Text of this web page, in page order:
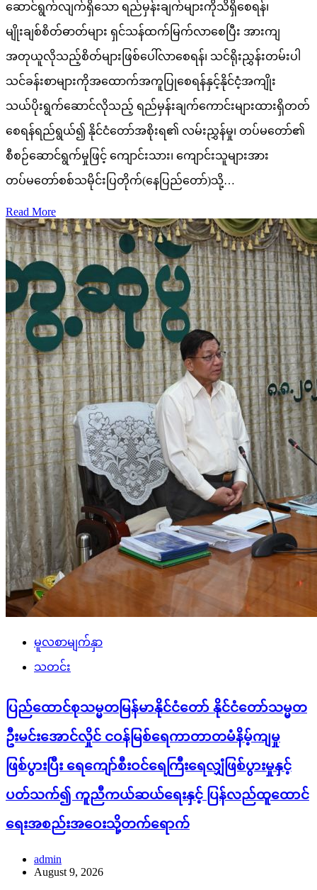
ဆောင်ရွက်လျက်ရှိသော ရည်မှန်းချက်များကိုသိရှိစေရန်၊
မျိုးချစ်စိတ်ဓာတ်များ ရှင်သန်ထက်မြက်လာစေပြီး အားကျ
အတုယူလိုသည့်စိတ်များဖြစ်ပေါ်လာစေရန်၊ သင်ရိုးညွှန်းတမ်းပါ
သင်ခန်းစာများကိုအထောက်အကူပြုစေရန်နှင့်နိုင်ငံ့အကျိုး
သယ်ပိုးရွက်ဆောင်လိုသည့် ရည်မှန်းချက်ကောင်းများထားရှိတတ်
စေရန်ရည်ရွယ်၍ နိုင်ငံတော်အစိုးရ၏ လမ်းညွှန်မှု၊ တပ်မတော်၏
စီစဉ်ဆောင်ရွက်မှုဖြင့် ကျောင်းသား၊ ကျောင်းသူများအား
တပ်မတော်စစ်သမိုင်းပြတိုက်(နေပြည်တော်)သို့…
Read More
မူလစာမျက်နှာ
သတင်း
ပြည်ထောင်စုသမ္မတမြန်မာနိုင်ငံတော် နိုင်ငံတော်သမ္မတ
ဦးမင်းအောင်လှိုင် ငဝန်မြစ်ရေကာတာတမံနိမ့်ကျမှု
ဖြစ်ပွားပြီး ရေကျော်စီးဝင်ရေကြီးရေလျှံဖြစ်ပွားမှုနှင့်
ပတ်သက်၍ ကူညီကယ်ဆယ်ရေးနှင့် ပြန်လည်ထူထောင်
ရေးအစည်းအဝေးသို့တက်ရောက်
admin
August 9, 2026